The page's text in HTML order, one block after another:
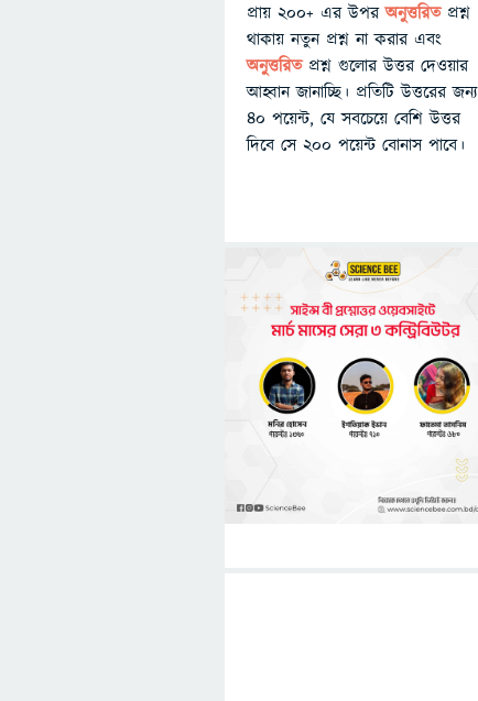
প্রায় ২০০+ এর উপরঅনুত্তরিতপ্রশ্ন
থাকায় নতুন প্রশ্ন না করার এবং
অনুত্তরিত প্রশ্ন গুলোর উত্তর দেওয়ার
আহ্বান জানাচ্ছি। প্রতিটি উত্তরের জন্য
৪০ পয়েন্ট, যে সবচেয়ে বেশি উত্তর
দিবে সে ২০০ পয়েন্ট বোনাস পাবে।